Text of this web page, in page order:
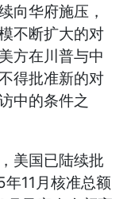
向华府施压，
不断扩大的对
方在川普与中
得批准新的对
中的条件之
美国已陆续批
11月核准总额